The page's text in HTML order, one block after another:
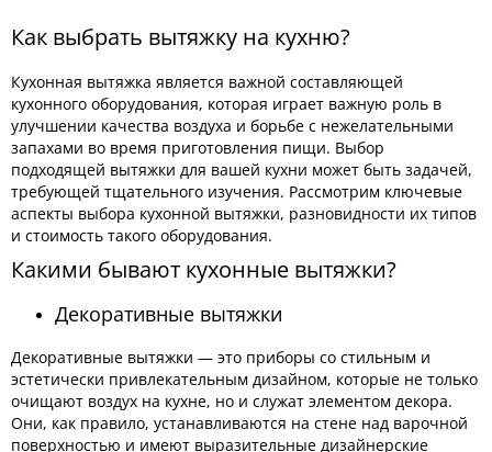
Как выбрать вытяжку на кухню?
Кухонная вытяжка является важной составляющей
кухонного оборудования, которая играет важную роль в
улучшении качества воздуха и борьбе с нежелательными
запахами во время приготовления пищи. Выбор
подходящей вытяжки для вашей кухни может быть задачей,
требующей тщательного изучения. Рассмотрим ключевые
аспекты выбора кухонной вытяжки, разновидности их типов
и стоимость такого оборудования.
Какими бывают кухонные вытяжки?
Декоративные вытяжки
Декоративные вытяжки — это приборы со стильным и
эстетически привлекательным дизайном, которые не только
очищают воздух на кухне, но и служат элементом декора.
Они, как правило, устанавливаются на стене над варочной
поверхностью и имеют выразительные дизайнерские